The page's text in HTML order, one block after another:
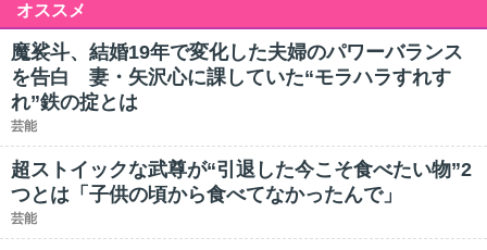
オススメ
魔裟斗、結婚19年で変化した夫婦のパワーバランス
を告白 妻・矢沢心に課していた“モラハラすれす
れ”鉄の掟とは
芸能
超ストイックな武尊が“引退した今こそ食べたい物”2
つとは「子供の頃から食べてなかったんで」
芸能